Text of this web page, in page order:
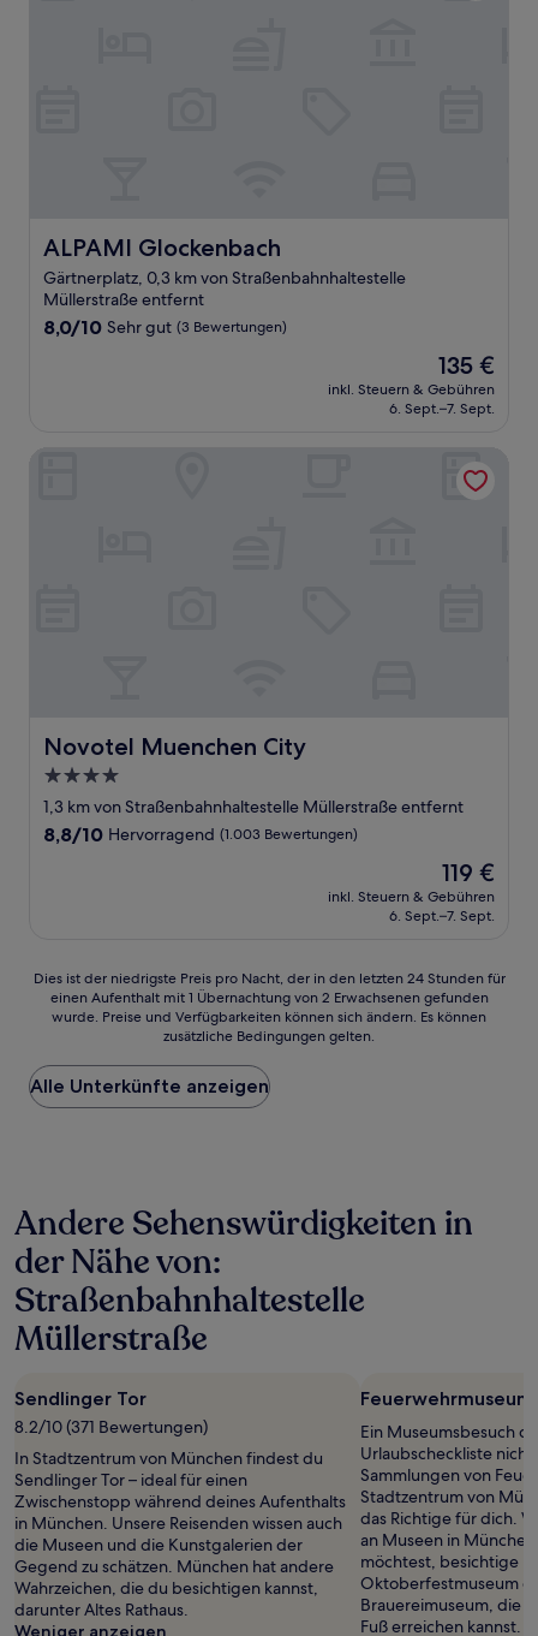
ALPAMI Glockenbach
ALPAMI Glockenbach
Gärtnerplatz, 0,3 km von Straßenbahnhaltestelle
Müllerstraße entfernt
8.0
Bewertungen)
8,0/10 Sehr gut (3 Bewertungen)
Der
Preis
beträgt
135 €
inkl. Steuern & Gebühren
6. Sept.–7. Sept.
Novotel Muenchen City
Novotel Muenchen City
4.0-
Sterne-
Unterkunft
1,3 km von Straßenbahnhaltestelle Müllerstraße entfernt
8.8
8,8/10 Hervorragend (1.003 Bewertungen)
Der
Preis
beträgt
119 €
inkl. Steuern & Gebühren
6. Sept.–7. Sept.
Dies
der
Preis
pro
Nacht,
24 Stunden
für
einen
Aufenthalt
mit
1 Übernachtung
von
gefunden
wurde.
Preise
und
Verfügbarkeiten
können
sich
ändern.
Es
können
zusätzliche
Bedingungen
Dies ist der niedrigste Preis pro Nacht, der in den letzten 24 Stunden für
einen Aufenthalt mit 1 Übernachtung von 2 Erwachsenen gefunden
wurde. Preise und Verfügbarkeiten können sich ändern. Es können
zusätzliche Bedingungen gelten.
Alle Unterkünfte anzeigen
Andere Sehenswürdigkeiten in
der Nähe von:
Straßenbahnhaltestelle
Müllerstraße
Sendlinger Tor
8.2/10 (371 Bewertungen)
In Stadtzentrum von München findest du
Sendlinger Tor – ideal für einen
Zwischenstopp während deines Aufenthalts
in München. Unsere Reisenden wissen auch
die Museen und die Kunstgalerien der
Gegend zu schätzen. München hat andere
Wahrzeichen, die du besichtigen kannst,
darunter Altes Rathaus.
Weniger anzeigen
Feuerwehrmuseum
Ein Museumsbesuch
Urlaubscheckliste
Sammlungen von
Stadtzentrum von
das Richtige für dich.
an Museen in
möchtest, besichtige
Oktoberfestmuseum
Brauereimuseum, die
Fuß erreichen kannst.